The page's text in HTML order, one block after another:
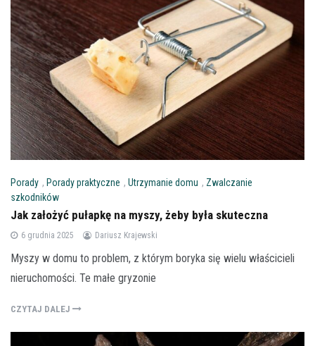
Porady , Porady praktyczne , Utrzymanie domu , Zwalczanie
szkodników
Jak założyć pułapkę na myszy, żeby była skuteczna
6 grudnia 2025 Dariusz Krajewski
Myszy w domu to problem, z którym boryka się wielu właścicieli
nieruchomości. Te małe gryzonie
CZYTAJ DALEJ